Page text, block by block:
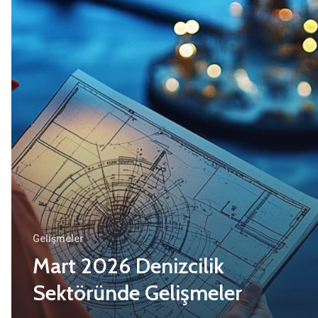
Gelişmeler
Mart 2026 Denizcilik
Sektöründe Gelişmeler